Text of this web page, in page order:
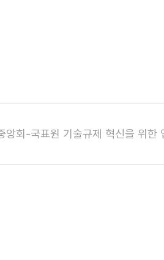
앙회-국표원 기술규제 혁신을 위한